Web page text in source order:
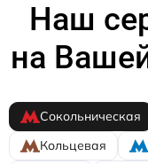
Наш
на
Сокольническая
Кольцевая